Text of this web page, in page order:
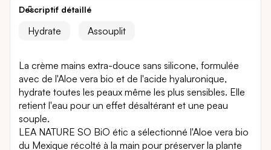
Descriptif détaillé
Hydrate Assouplit
La crème mains extra-douce sans silicone, formulée
avec de l'Aloe vera bio et de l'acide hyaluronique,
hydrate toutes les peaux même les plus sensibles. Elle
retient l'eau pour un effet désaltérant et une peau
souple.
LEA NATURE SO BiO étic a sélectionné l'Aloe vera bio
du Mexique récolté à la main pour préserver la plante